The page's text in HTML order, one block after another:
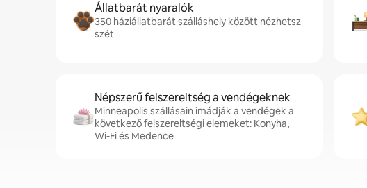
Állatbarát nyaralók
350 háziállatbarát szálláshely között nézhetsz
szét
Népszerű felszereltség a vendégeknek
Minneapolis szállásain imádják a vendégek a
következő felszereltségi elemeket: Konyha,
Wi-Fi és Medence